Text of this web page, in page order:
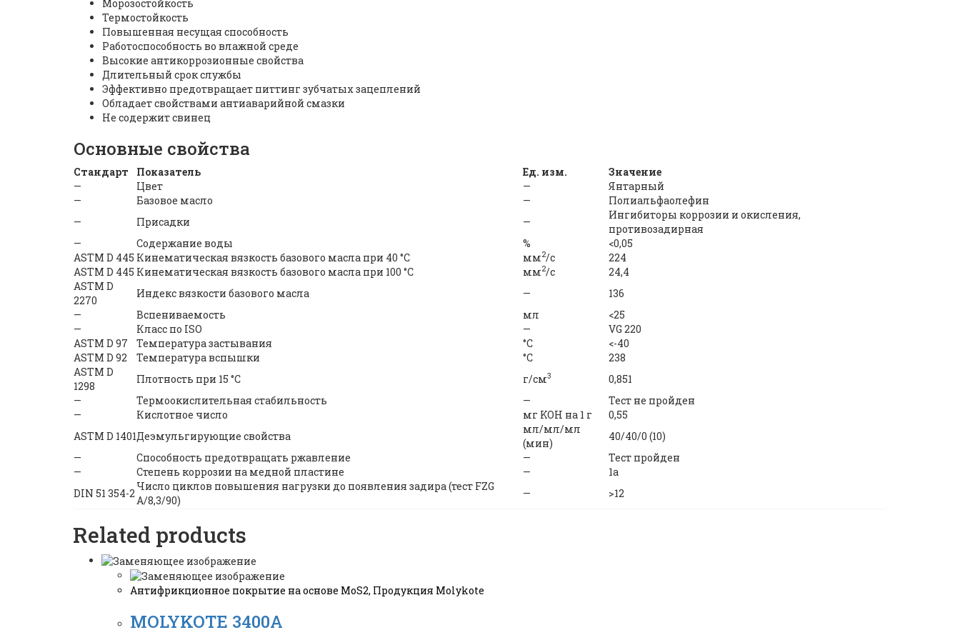
Морозостойкость
Термостойкость
Повышенная несущая способность
Работоспособность во влажной среде
Высокие антикоррозионные свойства
Длительный срок службы
Эффективно предотвращает питтинг зубчатых зацеплений
Обладает свойствами антиаварийной смазки
Не содержит свинец
Основные свойства
Стандарт Показатель Ед. изм.
Значение
—
Цвет —
Янтарный
—
Базовое масло —
Полиальфаолефин
—
Присадки —
Ингибиторы коррозии и окисления,
противозадирная
—
Содержание воды %
<0,05
ASTM D 445 Кинематическая вязкость базового масла при 40 °С мм2/c
224
ASTM D 445 Кинематическая вязкость базового масла при 100 °С мм2/c
24,4
ASTM D
2270
Индекс вязкости базового масла —
136
—
Вспениваемость мл
<25
—
Класс по ISO —
VG 220
ASTM D 97
Температура застывания °С
<-40
ASTM D 92
Температура вспышки °C
238
ASTM D
1298
Плотность при 15 °С г/см3
0,851
—
Термоокислительная стабильность —
Тест не пройден
—
Кислотное число мг KOH на 1 г
0,55
ASTM D 1401Деэмульгирующие свойства
мл/мл/мл
(мин)
40/40/0 (10)
—
Способность предотвращать ржавление —
Тест пройден
—
Степень коррозии на медной пластине —
1a
DIN 51 354-2
Число циклов повышения нагрузки до появления задира (тест FZG
A/8,3/90)
— >12
Related products
Антифрикционное покрытие на основе MoS2, Продукция Molykote
MOLYKOTE 3400A